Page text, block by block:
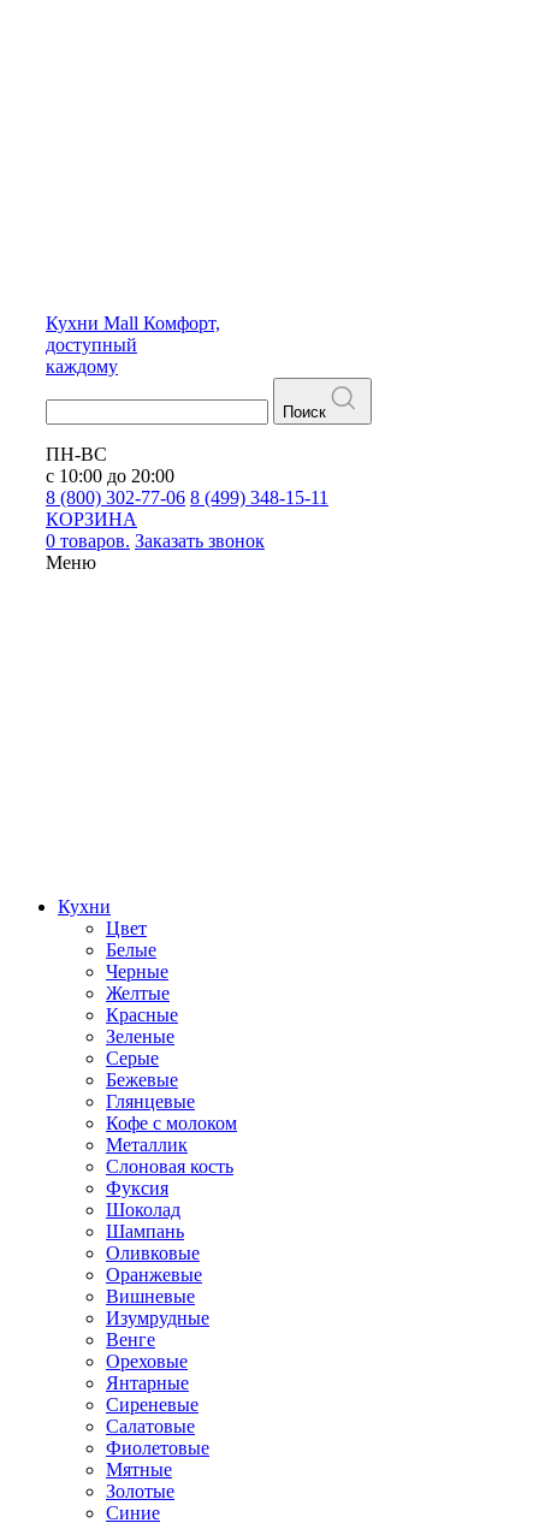
Кухни Mall Комфорт,
доступный
каждому
Поиск
ПН-ВС
с 10:00 до 20:00
8 (800) 302-77-06 8 (499) 348-15-11
КОРЗИНА
0 товаров. Заказать звонок
Меню
Кухни
Цвет
Белые
Черные
Желтые
Красные
Зеленые
Серые
Бежевые
Глянцевые
Кофе с молоком
Металлик
Слоновая кость
Фуксия
Шоколад
Шампань
Оливковые
Оранжевые
Вишневые
Изумрудные
Венге
Ореховые
Янтарные
Сиреневые
Салатовые
Фиолетовые
Мятные
Золотые
Синие